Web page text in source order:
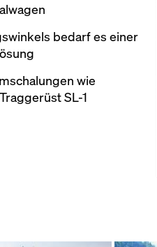
bedarf es einer
wie
SL-1